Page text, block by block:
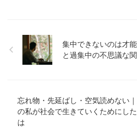
集中できないのは才
と過集中の不思議な
忘れ物・先延ばし・空気読めない
の私が社会で生きていくためにし
は